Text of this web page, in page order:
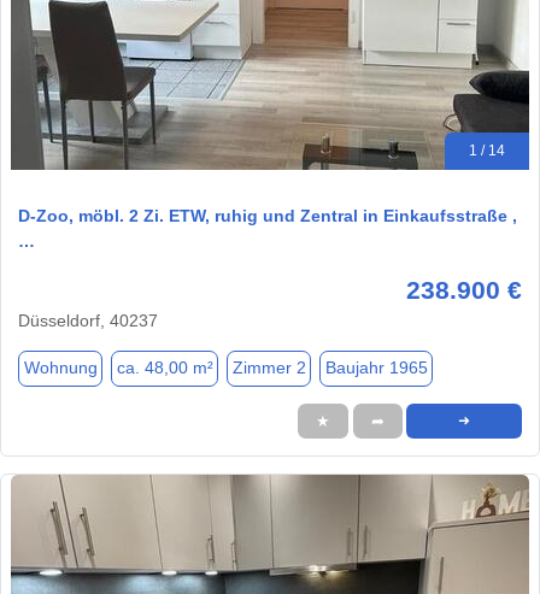
1 / 14
D-Zoo, möbl. 2 Zi. ETW, ruhig und Zentral in Einkaufsstraße ,
…
238.900 €
Düsseldorf, 40237
Wohnung ca. 48,00 m² Zimmer 2 Baujahr 1965
★ ➦ ➜